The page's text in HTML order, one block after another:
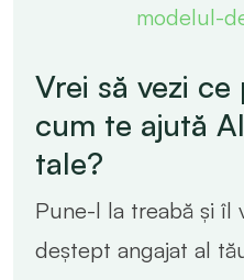
modelul-
Vrei să vezi
cum te ajută
tale?
Pune-l la treabă și îl
deștept angajat al